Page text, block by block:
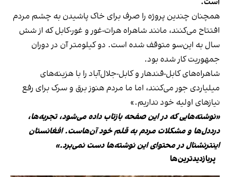
همچنان چندین پروژه را صرف برای خاک پاشیدن به چشم مردم
افتتاح می‌کنند، مانند شاهراه هرات-غور و غور-کابل که از شش
سال به این‌سو متوقف شده است. دو کیلومتر آن در دوران
جمهوریت کار شده بود.
شاهراه‌های کابل-قندهار و کابل-جلال‌آباد را با هزینه‌های
میلیاردی جور می‌کنند، اما ما مردم هنوز برق و سرک برای رفع
نیازهای اولیه خود نداریم.»
«نوشته‌هایی که در این صفحه بازتاب داده می‌شود، تجربه‌ها،
درددل‌ها و مشکلات مردم به قلم خود آن‌هاست. افغانستان
اینترنشنال در محتوای این نوشته‌ها دست نمی‌برد.»
پربازدیدترین‌ها